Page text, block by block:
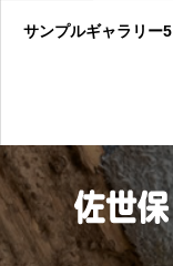
サンプルギャラリー5